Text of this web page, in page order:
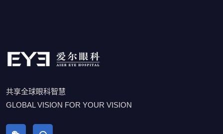
共享全球眼科智慧
GLOBAL VISION FOR YOUR VISION